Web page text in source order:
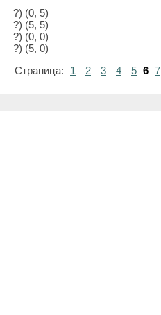
?) (0, 5)
?) (5, 5)
?) (0, 0)
?) (5, 0)
Страница:
1 2 3 4 5 6 7